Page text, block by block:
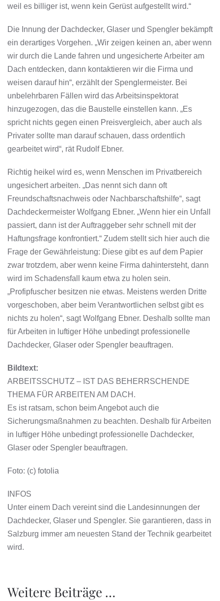
weil es billiger ist, wenn kein Gerüst aufgestellt wird.“
Die Innung der Dachdecker, Glaser und Spengler bekämpft
ein derartiges Vorgehen. „Wir zeigen keinen an, aber wenn
wir durch die Lande fahren und ungesicherte Arbeiter am
Dach entdecken, dann kontaktieren wir die Firma und
weisen darauf hin“, erzählt der Spenglermeister. Bei
unbelehrbaren Fällen wird das Arbeitsinspektorat
hinzugezogen, das die Baustelle einstellen kann. „Es
spricht nichts gegen einen Preisvergleich, aber auch als
Privater sollte man darauf schauen, dass ordentlich
gearbeitet wird“, rät Rudolf Ebner.
Richtig heikel wird es, wenn Menschen im Privatbereich
ungesichert arbeiten. „Das nennt sich dann oft
Freundschaftsnachweis oder Nachbarschaftshilfe“, sagt
Dachdeckermeister Wolfgang Ebner. „Wenn hier ein Unfall
passiert, dann ist der Auftraggeber sehr schnell mit der
Haftungsfrage konfrontiert.“ Zudem stellt sich hier auch die
Frage der Gewährleistung: Diese gibt es auf dem Papier
zwar trotzdem, aber wenn keine Firma dahintersteht, dann
wird im Schadensfall kaum etwa zu holen sein.
„Profipfuscher besitzen nie etwas. Meistens werden Dritte
vorgeschoben, aber beim Verantwortlichen selbst gibt es
nichts zu holen“, sagt Wolfgang Ebner. Deshalb sollte man
für Arbeiten in luftiger Höhe unbedingt professionelle
Dachdecker, Glaser oder Spengler beauftragen.
Bildtext:
ARBEITSSCHUTZ – IST DAS BEHERRSCHENDE
THEMA FÜR ARBEITEN AM DACH.
Es ist ratsam, schon beim Angebot auch die
Sicherungsmaßnahmen zu beachten. Deshalb für Arbeiten
in luftiger Höhe unbedingt professionelle Dachdecker,
Glaser oder Spengler beauftragen.
Foto: (c) fotolia
INFOS
Unter einem Dach vereint sind die Landesinnungen der
Dachdecker, Glaser und Spengler. Sie garantieren, dass in
Salzburg immer am neuesten Stand der Technik gearbeitet
wird.
Weitere Beiträge …